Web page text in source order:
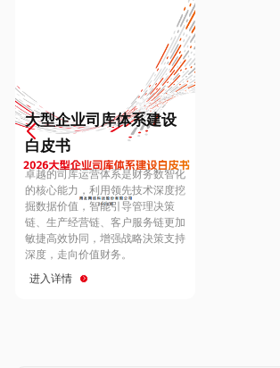
Europe
Hungary
Hong Kong
大型企业司库体系建设
白皮书
卓越的司库运营体系是财务数智化
的核心能力，利用领先技术深度挖
掘数据价值，智能引导管理决策
链、生产经营链、客户服务链更加
敏捷高效协同，增强战略決策支持
深度，走向价值财务。
进入详情